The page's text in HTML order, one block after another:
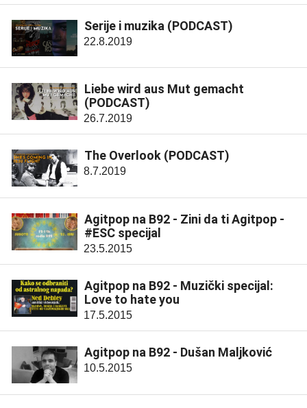
Serije i muzika (PODCAST)
22.8.2019
Liebe wird aus Mut gemacht
(PODCAST)
26.7.2019
The Overlook (PODCAST)
8.7.2019
Agitpop na B92 - Zini da ti Agitpop -
#ESC specijal
23.5.2015
Agitpop na B92 - Muzički specijal:
Love to hate you
17.5.2015
Agitpop na B92 - Dušan Maljković
10.5.2015